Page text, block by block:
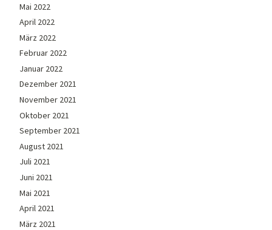
Mai 2022
April 2022
März 2022
Februar 2022
Januar 2022
Dezember 2021
November 2021
Oktober 2021
September 2021
August 2021
Juli 2021
Juni 2021
Mai 2021
April 2021
März 2021